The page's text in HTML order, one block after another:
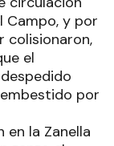
Campo, y por
colisionaron,
el
por
en la Zanella